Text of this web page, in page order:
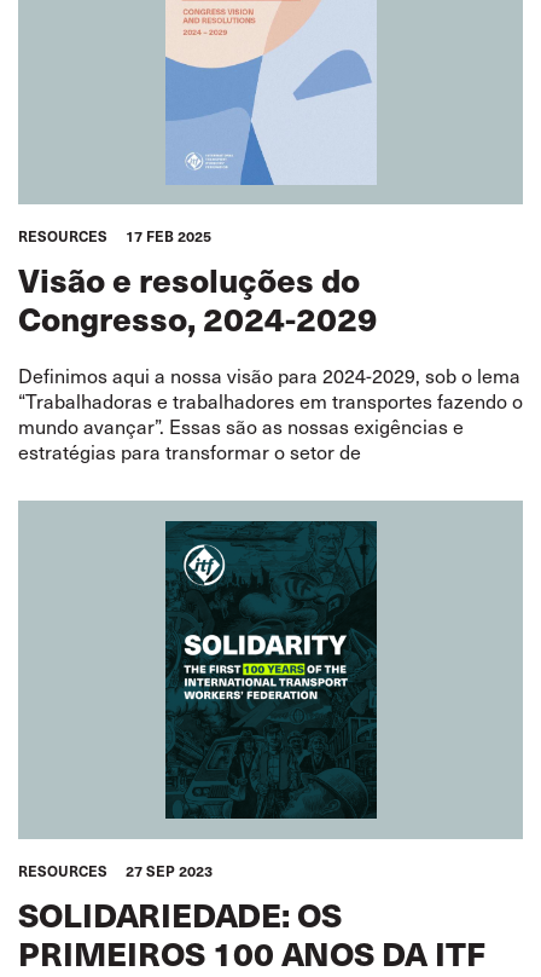
RESOURCES 17 FEB 2025
Visão e resoluções do
Congresso, 2024-2029
Definimos aqui a nossa visão para 2024-2029, sob o lema
“Trabalhadoras e trabalhadores em transportes fazendo o
mundo avançar”. Essas são as nossas exigências e
estratégias para transformar o setor de
RESOURCES 27 SEP 2023
SOLIDARIEDADE: OS
PRIMEIROS 100 ANOS DA ITF